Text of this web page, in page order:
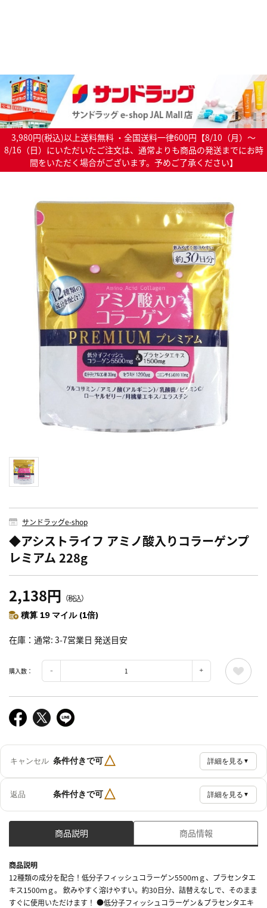
3,980円(税込)以上送料無料 ・全国送料一律600円【8/10（月）～
8/16（日）にいただいたご注文は、通常よりも商品の発送までにお時
間をいただく場合がございます。予めご了承ください】
サンドラッグe-shop
◆アシストライフ アミノ酸入りコラーゲンプ
レミアム 228g
2,138円 （税込）
積算 19 マイル (1倍)
在庫 通常: 3-7営業日 発送目安
購入数：
キャンセル 条件付きで可△ 詳細を見る ▼
返品 条件付きで可△ 詳細を見る ▼
商品説明 商品情報
商品説明
12種類の成分を配合！低分子フィッシュコラーゲン5500ｍｇ、プラセンタエ
キス1500ｍｇ。 飲みやすく溶けやすい。約30日分、詰替えなしで、そのまま
すぐに使用いただけます！ ●低分子フィッシュコラーゲン＆プラセンタエキ